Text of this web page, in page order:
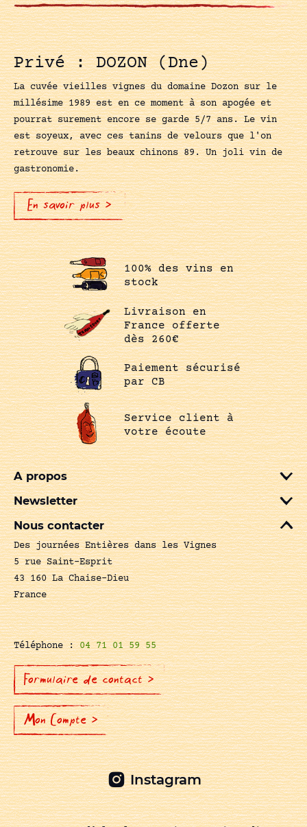
Privé : DOZON (Dne)
La cuvée vieilles vignes du domaine Dozon sur le
millésime 1989 est en ce moment à son apogée et
pourrat surement encore se garde 5/7 ans. Le vin
est soyeux, avec ces tanins de velours que l'on
retrouve sur les beaux chinons 89. Un joli vin de
gastronomie.
En savoir plus >
100% des vins en
stock
Livraison en
France offerte
dès 260€
Paiement sécurisé
par CB
Service client à
votre écoute
A propos
Newsletter
Nous contacter
Des journées Entières dans les Vignes
5 rue Saint-Esprit
43 160 La Chaise-Dieu
France
Téléphone :04 71 01 59 55
Formulaire de contact >
Mon Compte >
Instagram